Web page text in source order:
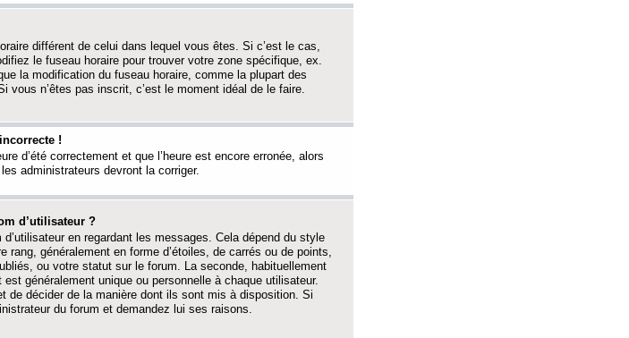
différent de celui dans lequel vous êtes. Si c’est le cas,
le fuseau horaire pour trouver votre zone spécifique, ex.
la modification du fuseau horaire, comme la plupart des
vous n’êtes pas inscrit, c’est le moment idéal de le faire.
!
d’été correctement et que l’heure est encore erronée, alors
administrateurs devront la corriger.
d’utilisateur ?
en regardant les messages. Cela dépend du style
généralement en forme d’étoiles, de carrés ou de points,
ou votre statut sur le forum. La seconde, habituellement
généralement unique ou personnelle à chaque utilisateur.
de décider de la manière dont ils sont mis à disposition. Si
du forum et demandez lui ses raisons.